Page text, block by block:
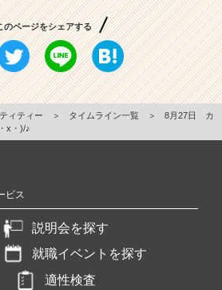
のページをシェアする
ィティー ＞ タイムライン一覧 ＞
8月27日 カ
x・)/♪
ビス
説明会を探す
就職イベントを探す
適性検査